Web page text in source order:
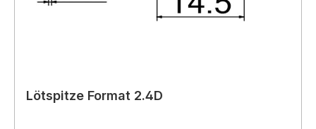
Lötspitze Format 2.4D